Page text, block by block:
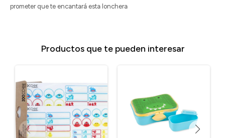
prometer que te encantará esta lonchera
Productos que te pueden interesar